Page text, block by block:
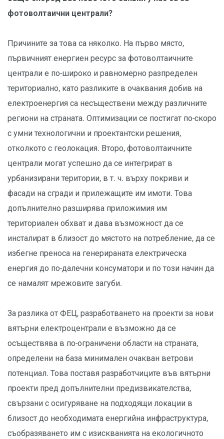
фотоволтаични централи?
Причините за това са няколко. На първо място,
първичният енергиен ресурс за фотоволтаичните
централи е по-широко и равномерно разпределен
териториално, като разликите в очаквания добив на
електроенергия са несъществени между различните
региони на страната. Оптимизации се постигат по-скоро
с умни технологични и проектантски решения,
отколкото с геолокация. Второ, фотоволтаичните
централи могат успешно да се интегрират в
урбанизирани територии, в т. ч. върху покриви и
фасади на сгради и прилежащите им имоти. Това
допълнително разширява приложимия им
териториален обхват и дава възможност да се
инсталират в близост до мястото на потребление, да се
избегне преноса на генерираната електрическа
енергия до по-далечни консуматори и по този начин да
се намалят мрежовите загуби.
За разлика от ФЕЦ, разработването на проекти за нови
вятърни електроцентрали е възможно да се
осъществява в по-ограничени области на страната,
определени на база минимален очакван ветрови
потенциал. Това поставя разработчиците във вятърни
проекти пред допълнителни предизвикателства,
свързани с осигуряване на подходящи локации в
близост до необходимата енергийна инфраструктура,
съобразяването им с изискванията на екологичното